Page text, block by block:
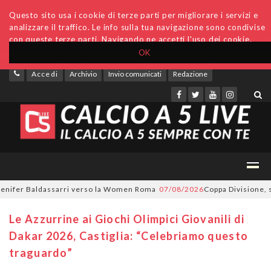
OK
Questo sito usa i cookie di terze parti per migliorare i servizi e
analizzare il traffico. Le info sulla tua navigazione sono condivise
con queste terze parti. Navigando ne accetti l'uso dei cookie.
Accedi Archivio Invio comunicati Redazione
verso la Women Roma 07/08/2026Coppa Divisione, si
Le Azzurrine ai Giochi Olimpici Giovanili di
Dakar 2026, Castiglia: “Celebriamo questo
traguardo”